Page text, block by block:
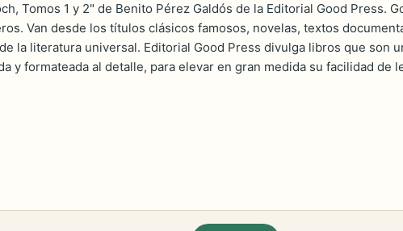
Tomos 1 y 2" de Benito Pérez Galdós de la Editorial Good Press.
Van desde los títulos clásicos famosos, novelas, textos
la literatura universal. Editorial Good Press divulga libros que son
y formateada al detalle, para elevar en gran medida su facilidad de